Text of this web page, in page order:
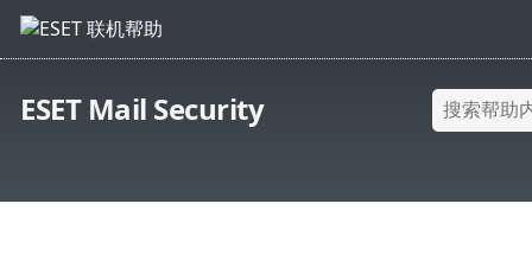
ESET Mail Security